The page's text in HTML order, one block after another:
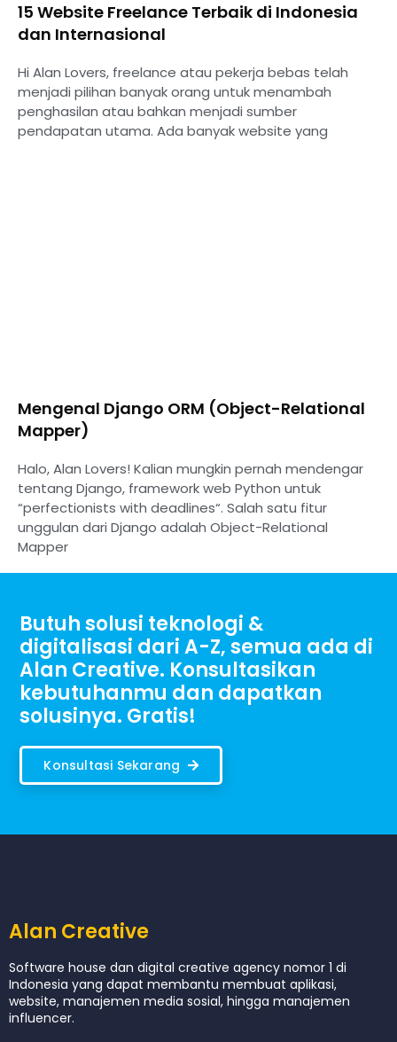
15 Website Freelance Terbaik di Indonesia
dan Internasional
Hi Alan Lovers, freelance atau pekerja bebas telah
menjadi pilihan banyak orang untuk menambah
penghasilan atau bahkan menjadi sumber
pendapatan utama. Ada banyak website yang
Mengenal Django ORM (Object-Relational
Mapper)
Halo, Alan Lovers! Kalian mungkin pernah mendengar
tentang Django, framework web Python untuk
“perfectionists with deadlines“. Salah satu fitur
unggulan dari Django adalah Object-Relational
Mapper
Butuh solusi teknologi &
digitalisasi dari A-Z, semua ada di
Alan Creative. Konsultasikan
kebutuhanmu dan dapatkan
solusinya. Gratis!
Konsultasi Sekarang
Alan Creative
Software house dan digital creative agency nomor 1 di
Indonesia yang dapat membantu membuat aplikasi,
website, manajemen media sosial, hingga manajemen
influencer.